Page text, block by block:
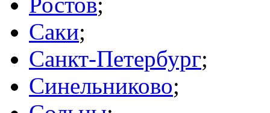
Саки;
Санкт-Петербург;
Синельниково;